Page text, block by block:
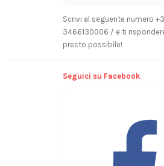
Scrivi al seguente numero
3466130006 / e ti
presto possibile!
Seguici su Facebook